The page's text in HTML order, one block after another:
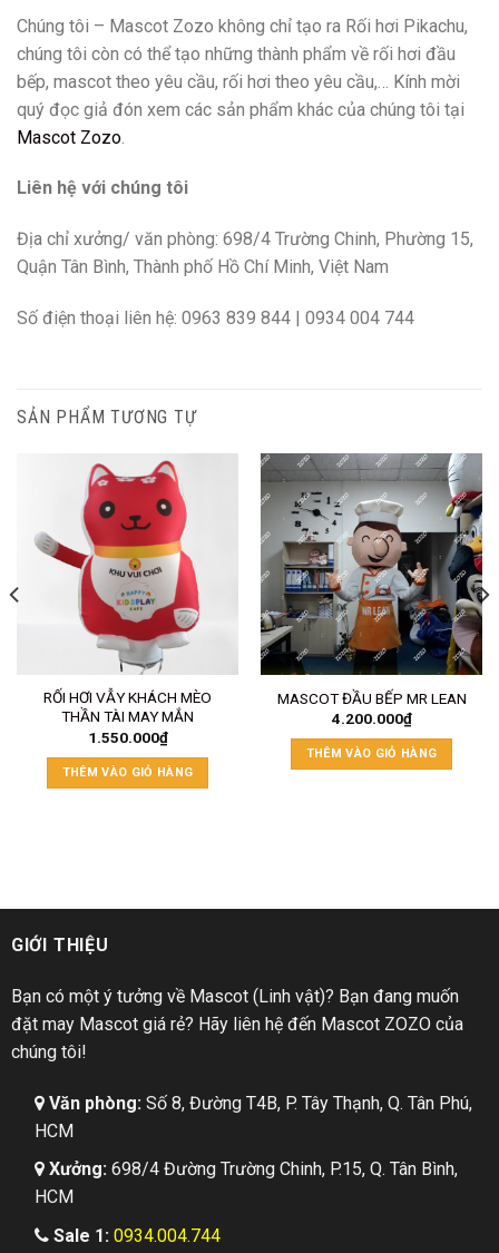
Chúng tôi – Mascot Zozo không chỉ tạo ra Rối hơi Pikachu,
chúng tôi còn có thể tạo những thành phẩm về rối hơi đầu
bếp, mascot theo yêu cầu, rối hơi theo yêu cầu,… Kính mời
quý đọc giả đón xem các sản phẩm khác của chúng tôi tại
Mascot Zozo
Liên hệ với chúng tôi
Địa chỉ xưởng/ văn phòng: 698/4 Trường Chinh, Phường 15,
Quận Tân Bình, Thành phố Hồ Chí Minh, Việt Nam
Số điện thoại liên hệ: 0963 839 844 | 0934 004 744
SẢN PHẨM TƯƠNG TỰ
RỐI HƠI VẪY KHÁCH MÈO
THẦN TÀI MAY MẮN
1.550.000₫
THÊM VÀO GIỎ HÀNG
MASCOT ĐẦU BẾP MR LEAN
4.200.000₫
THÊM VÀO GIỎ HÀNG
GIỚI THIỆU
Bạn có một ý tưởng về Mascot (Linh vật)? Bạn đang muốn
đặt may Mascot giá rẻ? Hãy liên hệ đến Mascot ZOZO của
chúng tôi!
Văn phòng:Số 8, Đường T4B, P. Tây Thạnh, Q. Tân Phú,
HCM
Xưởng:698/4 Đường Trường Chinh, P.15, Q. Tân Bình,
HCM
Sale 1: 0934.004.744